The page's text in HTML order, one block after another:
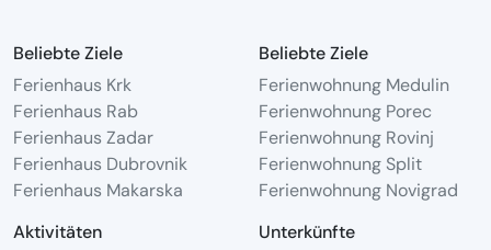
Beliebte Ziele
Ferienhaus Krk
Ferienhaus Rab
Ferienhaus Zadar
Ferienhaus Dubrovnik
Ferienhaus Makarska
Beliebte Ziele
Ferienwohnung Medulin
Ferienwohnung Porec
Ferienwohnung Rovinj
Ferienwohnung Split
Ferienwohnung Novigrad
Aktivitäten
Unterkünfte